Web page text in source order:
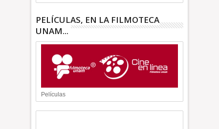
PELÍCULAS, EN LA FILMOTECA
UNAM...
Películas